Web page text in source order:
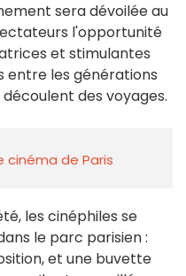
sera dévoilée au
l'opportunité
et stimulantes
entre les générations
des voyages.
cinéma de Paris
les cinéphiles se
le parc parisien :
et une buvette